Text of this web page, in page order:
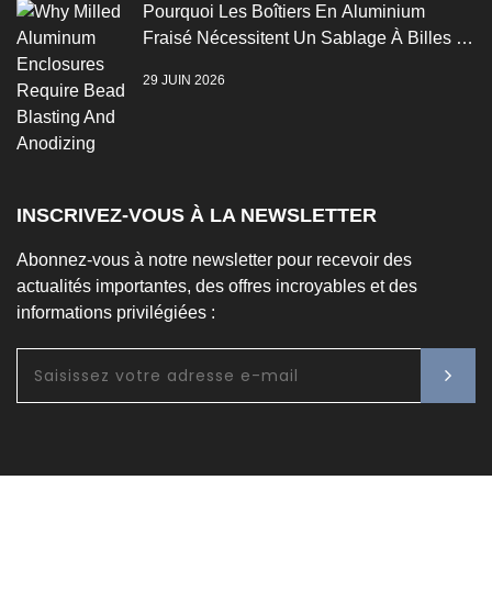
Pourquoi Les Boîtiers En Aluminium
Fraisé Nécessitent Un Sablage À Billes Et
29 JUIN 2026
INSCRIVEZ-VOUS À LA NEWSLETTER
Abonnez-vous à notre newsletter pour recevoir des
actualités importantes, des offres incroyables et des
informations privilégiées :